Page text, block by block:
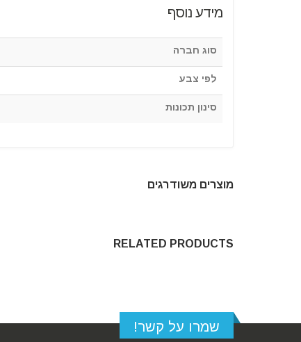
מידע נוסף
סוג חברה
לפי צבע
סינון תכונות
מוצרים משודרגים
RELATED PRODUCTS
שמרו על קשר!